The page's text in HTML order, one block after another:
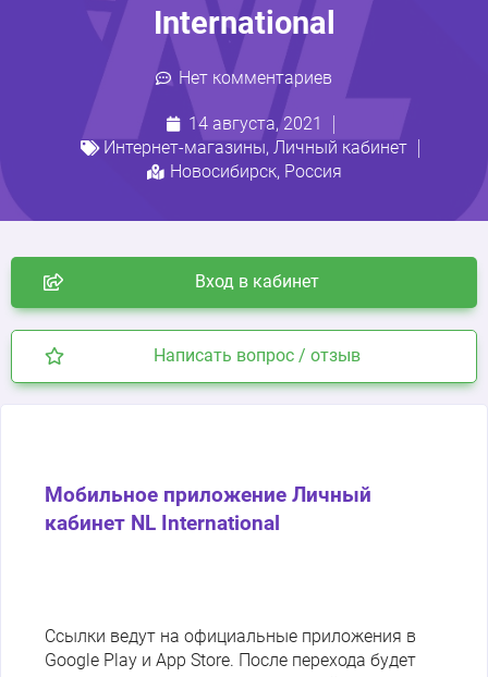
International
Нет комментариев
14 августа, 2021
Интернет-магазины, Личный кабинет
Новосибирск, Россия
Вход в кабинет
Написать вопрос / отзыв
Мобильное приложение Личный
кабинет NL International
Ссылки ведут на официальные приложения в
Google Play и App Store. После перехода будет